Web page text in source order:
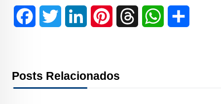
e t k t
Posts Relacionados